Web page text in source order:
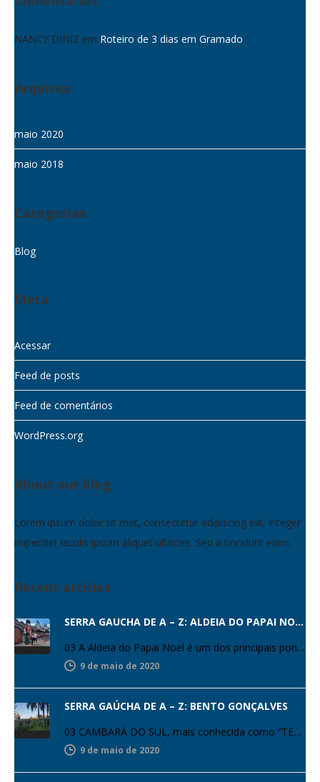
NANCY DINIZ em Roteiro de 3 dias em Gramado
Arquivos
maio 2020
maio 2018
Categorias
Blog
Meta
Acessar
Feed de posts
Feed de comentários
WordPress.org
About our blog
Lorem ipsum dolor sit met, consectetur adipiscing elit. Integer
imperdiet iaculis ipsum aliquet ultricies. Sed a tincidunt enim.
Recent articles
SERRA GAÚCHA DE A – Z: ALDEIA DO PAPAI NOEL
03 A Aldeia do Papai Noel é um dos principais pontos turísticos de Gramado. É o único parque natalino do…
9 de maio de 2020
SERRA GAÚCHA DE A – Z: BENTO GONÇALVES
03 CAMBARÁ DO SUL, mais conhecida como “TERRA DOS CÂNIONS”. A cidade de 6.545 habitantes é campeã no ranking de…
9 de maio de 2020